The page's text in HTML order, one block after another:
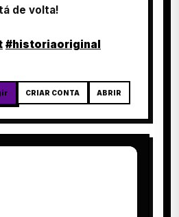
de volta!
#historiaoriginal
CRIAR CONTA ABRIR